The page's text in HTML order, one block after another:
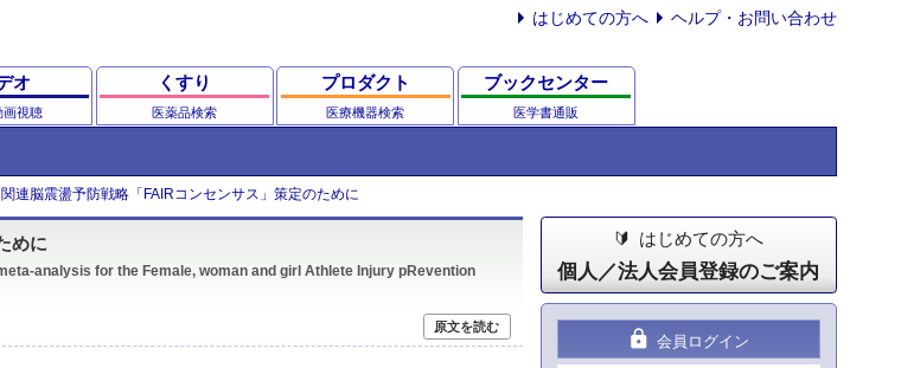
はじめての方へ ヘルプ・お問い合わせ
オ
画視聴
くすり
医薬品検索
プロダクト
医療機器検索
ブックセンター
医学書通販
連脳震盪予防戦略「FAIRコンセンサス」策定のために
めに
analysis for the Female, woman and girl Athlete Injury pRevention
原文を読む
はじめての方へ
個人／法人会員登録のご案内
lock 会員ログイン